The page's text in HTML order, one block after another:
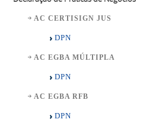
AC CERTISIGN JUS
DPN
AC EGBA MÚLTIPLA
DPN
AC EGBA RFB
DPN